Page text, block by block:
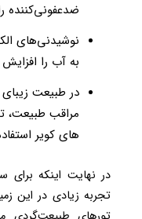
ضدعفونی‌کننده
نوشیدنی‌های
به آب را
در طبیعت
مراقب طبیعت،
‌های کویر
در نهایت اینکه
تجربه زیادی در این